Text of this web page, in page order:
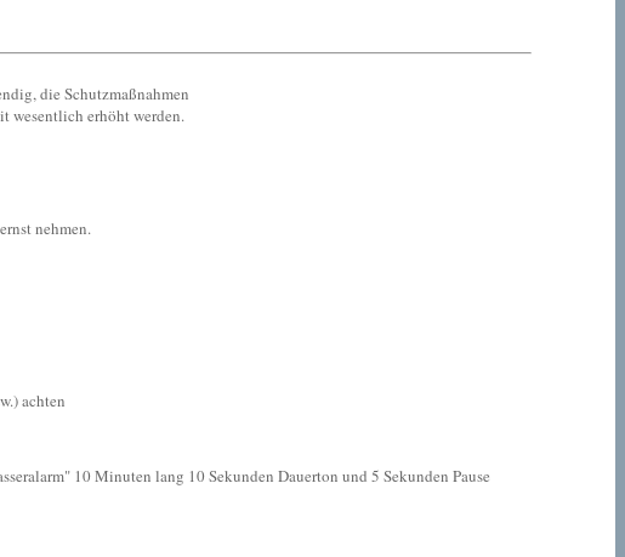
die Schutzmaßnahmen
wesentlich erhöht werden.
nehmen.
achten
10 Minuten lang 10 Sekunden Dauerton und 5 Sekunden Pause